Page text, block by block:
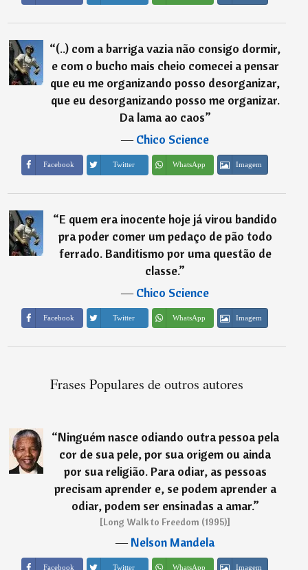
“(..) com a barriga vazia não consigo dormir,
e com o bucho mais cheio comecei a pensar
que eu me organizando posso desorganizar,
que eu desorganizando posso me organizar.
Da lama ao caos”
―Chico Science
Facebook Twitter WhatsApp Imagem
“E quem era inocente hoje já virou bandido
pra poder comer um pedaço de pão todo
ferrado. Banditismo por uma questão de
classe.”
―Chico Science
Facebook Twitter WhatsApp Imagem
Frases Populares de outros autores
“Ninguém nasce odiando outra pessoa pela
cor de sua pele, por sua origem ou ainda
por sua religião. Para odiar, as pessoas
precisam aprender e, se podem aprender a
odiar, podem ser ensinadas a amar.”
[Long Walk to Freedom (1995)]
―Nelson Mandela
Facebook Twitter WhatsApp Imagem